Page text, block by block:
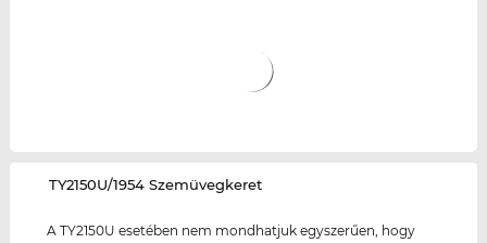
‌TY2150U/1954 Szemüvegkeret
A TY2150U esetében nem mondhatjuk egyszerűen, hogy